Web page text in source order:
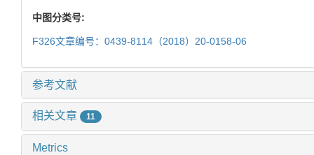
中图分类号:
F326文章编号：0439-8114（2018）20-0158-06
参考文献
相关文章 11
Metrics